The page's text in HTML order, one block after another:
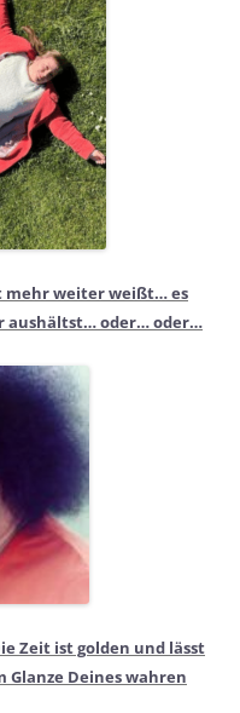
mehr weiter weißt… es
aushältst… oder… oder…
Zeit ist golden und lässt
Deines wahren